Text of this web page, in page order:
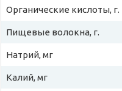
Органические кислоты, г.
Пищевые волокна, г.
Натрий, мг
Калий, мг